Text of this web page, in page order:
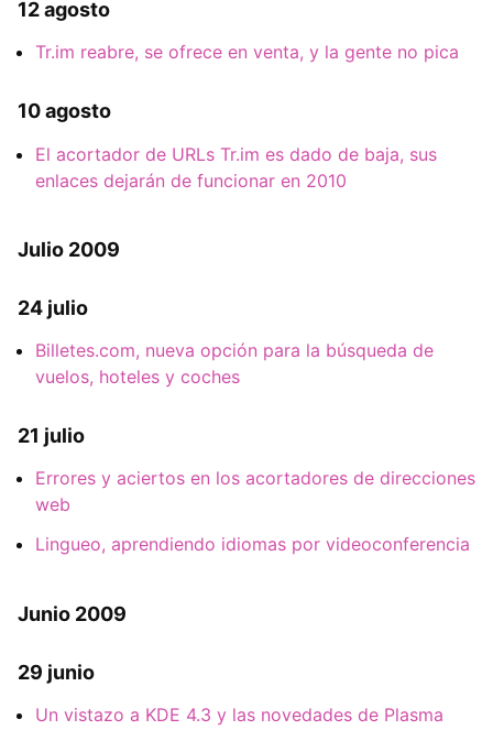
12 agosto
Tr.im reabre, se ofrece en venta, y la gente no pica
10 agosto
El acortador de URLs Tr.im es dado de baja, sus
enlaces dejarán de funcionar en 2010
Julio 2009
24 julio
Billetes.com, nueva opción para la búsqueda de
vuelos, hoteles y coches
21 julio
Errores y aciertos en los acortadores de direcciones
web
Lingueo, aprendiendo idiomas por videoconferencia
Junio 2009
29 junio
Un vistazo a KDE 4.3 y las novedades de Plasma